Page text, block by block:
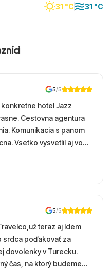
31 °C 31 °C
5/5
hotel Jazz
Cestovna agentura
Komunikacia s panom
Vsetko vysvetlil aj vo
Hotel
prostredie, more,
5/5
teraz aj Idem
srdca poďakovať za
dovolenky v Turecku.
čas, na ktorý budeme